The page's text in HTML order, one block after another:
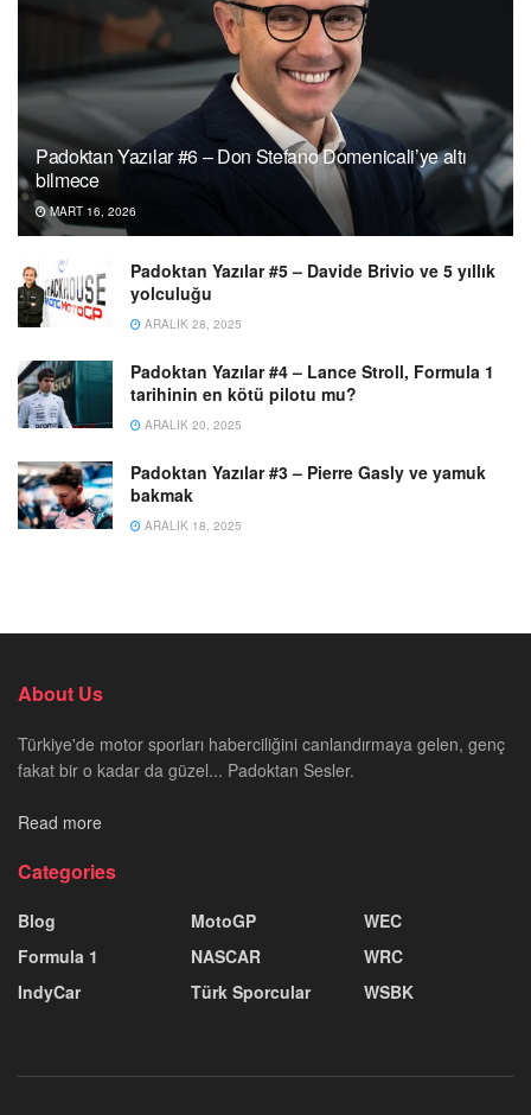
Padoktan Yazılar #6 – Don Stefano Domenicali’ye altı
bilmece
MART 16, 2026
Padoktan Yazılar #5 – Davide Brivio ve 5 yıllık
yolculuğu
ARALIK 28, 2025
Padoktan Yazılar #4 – Lance Stroll, Formula 1
tarihinin en kötü pilotu mu?
ARALIK 20, 2025
Padoktan Yazılar #3 – Pierre Gasly ve yamuk
bakmak
ARALIK 18, 2025
About Us
Türkiye'de motor sporları haberciliğini canlandırmaya gelen, genç
fakat bir o kadar da güzel... Padoktan Sesler.
Read more
Categories
Blog
Formula 1
IndyCar
MotoGP
NASCAR
Türk Sporcular
WEC
WRC
WSBK